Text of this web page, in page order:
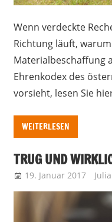
Wenn verdeckte
Richtung läuft,
Materialbeschaffung
Ehrenkodex des
vorsieht, lesen Sie
WEITERLESEN
TRUG UND
19. Januar 2017